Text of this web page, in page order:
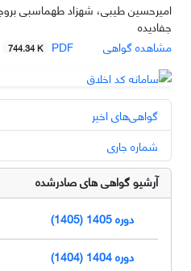
امیرحسین طیبی، شهزاد طهماسبی
جفادیده
مشاهده گواهی
PDF
744.34 K
گواهی‌های اخیر
شماره جاری
آرشیو گواهی های صادرشده
دوره 1405 (1405)
دوره 1404 (1404)